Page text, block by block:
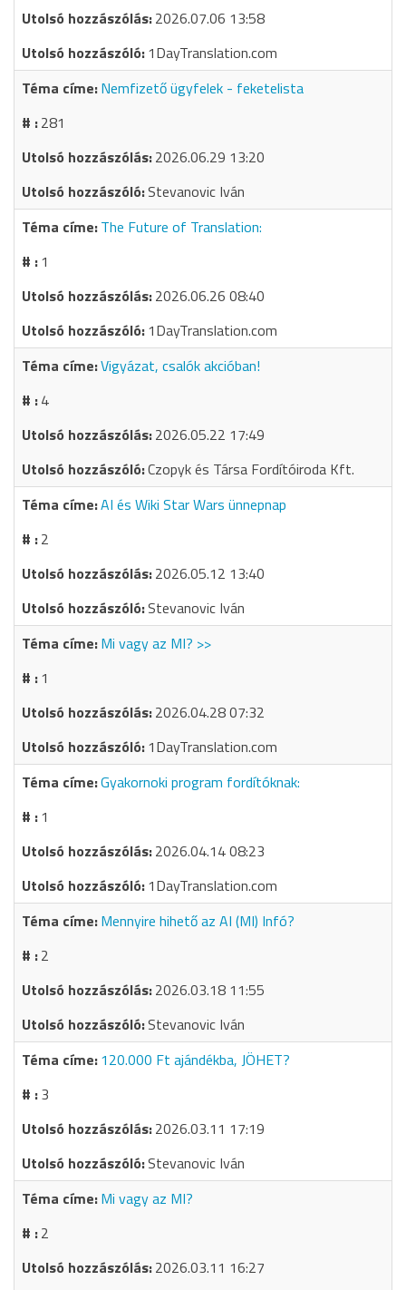
2026.07.06 13:58
1DayTranslation.com
Nemfizető ügyfelek - feketelista
281
2026.06.29 13:20
Stevanovic Iván
The Future of Translation:
1
2026.06.26 08:40
1DayTranslation.com
Vigyázat, csalók akcióban!
4
2026.05.22 17:49
Czopyk és Társa Fordítóiroda Kft.
AI és Wiki Star Wars ünnepnap
2
2026.05.12 13:40
Stevanovic Iván
Mi vagy az MI? >>
1
2026.04.28 07:32
1DayTranslation.com
Gyakornoki program fordítóknak:
1
2026.04.14 08:23
1DayTranslation.com
Mennyire hihető az AI (MI) Infó?
2
2026.03.18 11:55
Stevanovic Iván
120.000 Ft ajándékba, JÖHET?
3
2026.03.11 17:19
Stevanovic Iván
Mi vagy az MI?
2
2026.03.11 16:27